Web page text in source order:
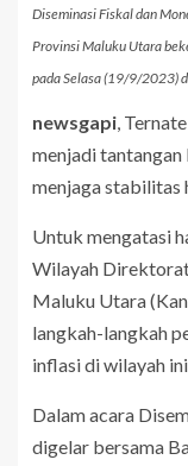
Diseminasi Fiskal dan
Provinsi Maluku Utara
pada Selasa (19/9/2023)
newsgapi,
menjadi
menjaga stabilitas
Untuk mengatasi
Wilayah
Maluku Utara
langkah-langkah
inflasi di wilayah
Dalam acara
digelar bersama